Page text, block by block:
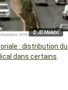
© JD Malabo
: distribution du
dans certains